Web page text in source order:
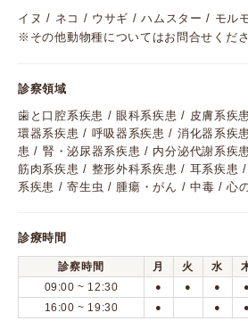
イヌ / ネコ / ウサギ / ハムスター / モル
※その他動物種についてはお問合せくださ
診察領域
歯と口腔系疾患 / 眼科系疾患 / 皮膚系疾
環器系疾患 / 呼吸器系疾患 / 消化器系疾
患 / 腎・泌尿器系疾患 / 内分泌代謝系疾
筋肉系疾患 / 整形外科系疾患 / 耳系疾患
系疾患 / 寄生虫 / 腫瘍・がん / 中毒 / 心
診療時間
診察時間 月 火 水
09:00 ~ 12:30
● ● ● ●
16:00 ~ 19:30 ● ● ●